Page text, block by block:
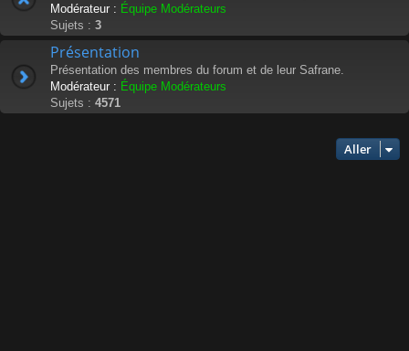
Modérateur : Équipe Modérateurs
Sujets : 3
Présentation
Présentation des membres du forum et de leur Safrane.
Modérateur : Équipe Modérateurs
Sujets : 4571
Aller